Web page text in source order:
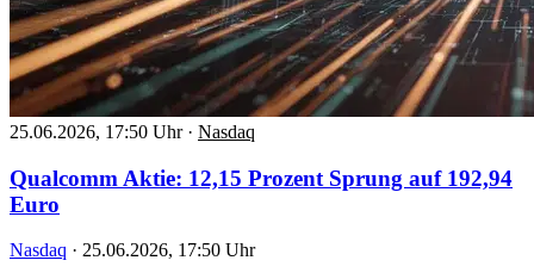
25.06.2026, 17:50 Uhr · Nasdaq
Qualcomm Aktie: 12,15 Prozent Sprung auf 192,94
Euro
Nasdaq · 25.06.2026, 17:50 Uhr